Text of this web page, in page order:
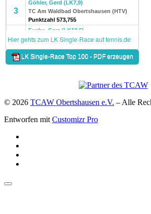
© 2026 TCAW Obertshausen e.V. – Alle
Entworfen mit Customizr Pro